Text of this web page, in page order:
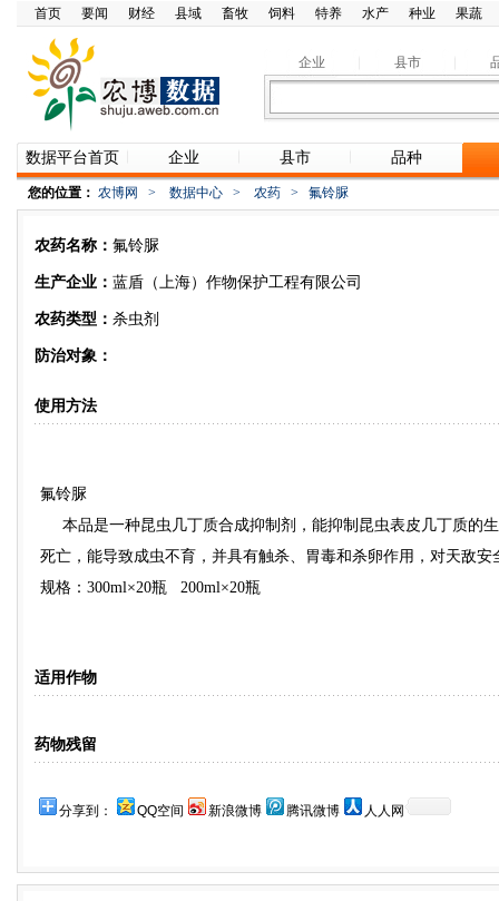
首页 要闻 财经 县域 畜牧 饲料 特养 水产 种业 果蔬
企业 县市
数据平台首页 企业 县市 品种
您的位置： 农博网 > 数据中心 > 农药 > 氟铃脲
农药名称： 氟铃脲
生产企业： 蓝盾（上海）作物保护工程有限公司
农药类型： 杀虫剂
防治对象：
使用方法
氟铃脲
本品是一种昆虫几丁质合成抑制剂，能抑制昆虫表皮几丁质的
死亡，能导致成虫不育，并具有触杀、胃毒和杀卵作用，对天敌安
规格：300ml×20瓶 200ml×20瓶
适用作物
药物残留
分享到： QQ空间 新浪微博 腾讯微博 人人网